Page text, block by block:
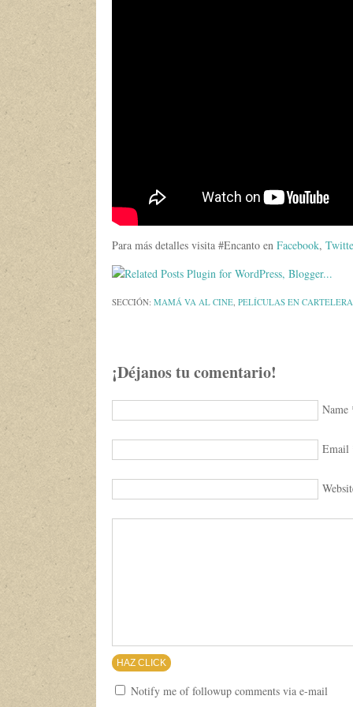
Para más detalles visita #Encanto en Facebook,
SECCIÓN: MAMÁ VA AL CINE, PELÍCULAS EN CARTELERA
¡Déjanos tu comentario!
Name
Email
Notify me of followup comments via e-mail